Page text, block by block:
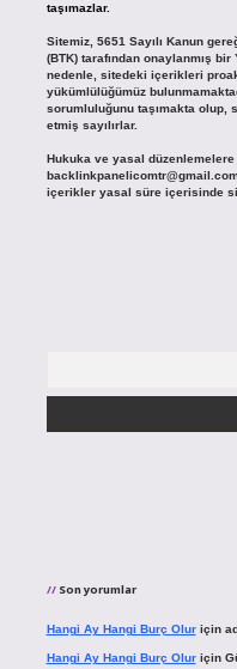
taşımazlar.
Sitemiz, 5651 Sayılı Kanun
(BTK) tarafından onaylanmış
nedenle, sitedeki içerikleri
yükümlülüğümüz
sorumluluğunu taşımakta olup,
etmiş sayılırlar.
Hukuka ve yasal
içerikler yasal süre içerisinde
Son yorumlar
Hangi Ay Hangi Burç Oluriçin
Hangi Ay Hangi Burç Oluriçin